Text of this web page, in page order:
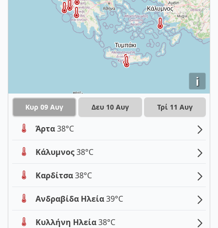
i
Κυρ 09 Αυγ Δευ 10 Αυγ Τρί 11 Αυγ
Άρτα38°C
Κάλυμνος38°C
Καρδίτσα38°C
Ανδραβίδα Ηλεία39°C
Κυλλήνη Ηλεία38°C